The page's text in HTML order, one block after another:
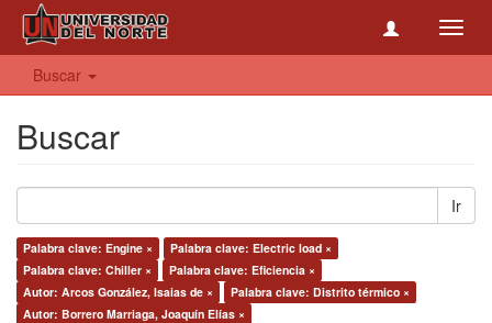
Buscar
Buscar
Ir
Palabra clave: Engine ×
Palabra clave: Electric load ×
Palabra clave: Chiller ×
Palabra clave: Eficiencia ×
Autor: Arcos González, Isaias de ×
Palabra clave: Distrito térmico ×
Autor: Borrero Marriaga, Joaquín Elías ×